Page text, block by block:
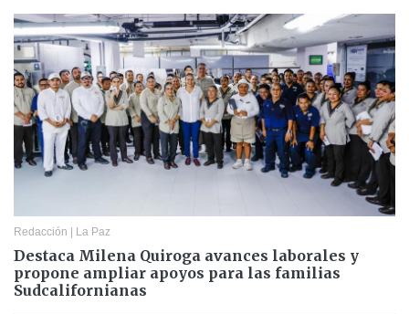
Redacción | La Paz
Destaca Milena Quiroga avances laborales y
propone ampliar apoyos para las familias
Sudcalifornianas